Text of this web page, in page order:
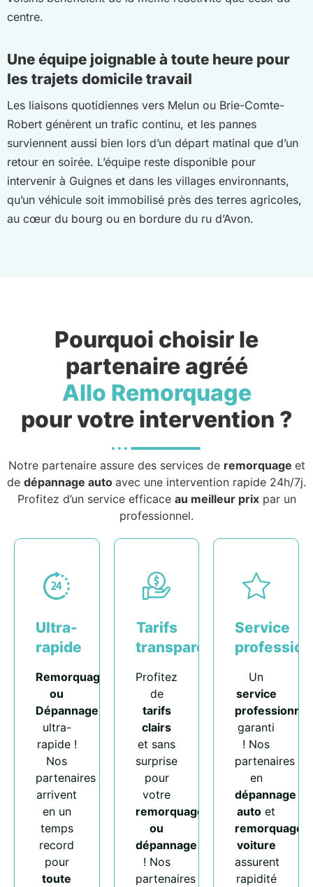
centre.
Une équipe joignable à toute heure pour
les trajets domicile travail
Les liaisons quotidiennes vers Melun ou Brie-Comte-
Robert génèrent un trafic continu, et les pannes
surviennent aussi bien lors d’un départ matinal que d’un
retour en soirée. L’équipe reste disponible pour
intervenir à Guignes et dans les villages environnants,
qu’un véhicule soit immobilisé près des terres agricoles,
au cœur du bourg ou en bordure du ru d’Avon.
Pourquoi choisir le
partenaire agréé
Allo Remorquage
pour votre intervention ?
Notre partenaire assure des services de remorquage et
de dépannage auto avec une intervention rapide 24h/7j.
Profitez d’un service efficace au meilleur prixpar un
professionnel.
Ultra-
rapide
Remorquage
ou
Dépannage
ultra-
rapide !
Nos
partenaires
arrivent
en un
temps
record
pour
toute
Tarifs
transparents
Profitez
de
tarifs
clairs
et sans
surprise
pour
votre
remorquage
ou
dépannage
! Nos
partenaires
Service
Un
service
professionnel
garanti
! Nos
partenaires
en
dépannage
auto et
remorquage
voiture
assurent
rapidité